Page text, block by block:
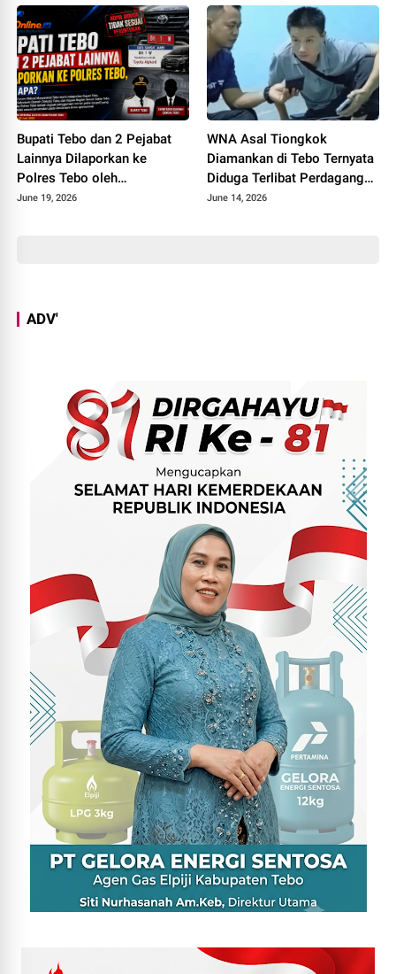
Bupati Tebo dan 2 Pejabat
Lainnya Dilaporkan ke
Polres Tebo oleh
Masyarakatnya, Ada Apa
June 19, 2026
WNA Asal Tiongkok
Diamankan di Tebo Ternyata
Diduga Terlibat Perdagangan
Orang, Datang ke Tebo
June 14, 2026
ADV'